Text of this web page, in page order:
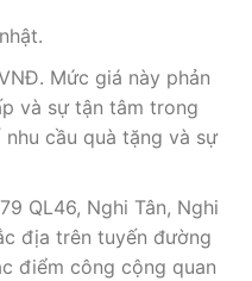
Mức giá này phản
và sự tận tâm trong
cầu quà tặng và sự
QL46, Nghi Tân, Nghi
địa trên tuyến đường
điểm công cộng quan